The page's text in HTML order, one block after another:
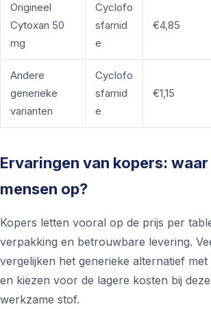
Origineel
Cytoxan 50
mg
Cyclofo
sfamid
e
€4,85
Andere
generieke
varianten
Cyclofo
sfamid
e
€1,15
Ervaringen van kopers:
mensen op?
Kopers letten vooral op de prijs per
verpakking en betrouwbare levering.
vergelijken het generieke alternatief met
en kiezen voor de lagere kosten bij
werkzame stof.